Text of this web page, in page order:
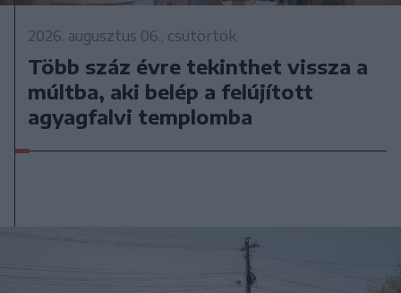
2026. augusztus 06., csütörtök
Több száz évre tekinthet vissza a
múltba, aki belép a felújított
agyagfalvi templomba